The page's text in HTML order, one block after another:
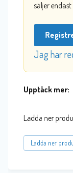
säljer
Jag har
Upptäck mer:
Ladda ner
Ladda ner